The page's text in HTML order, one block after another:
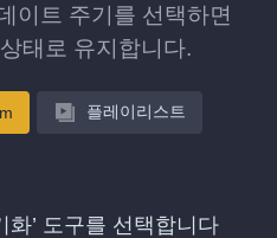
이트 주기를 선택하면
태로 유지합니다.
플레이리스트
화’ 도구를 선택합니다